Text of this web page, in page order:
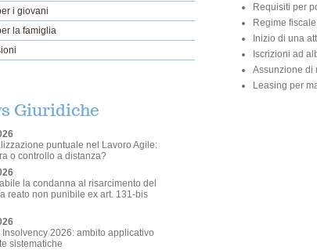
Requisiti per
Regime
Inizio di una
Iscrizioni ad
Assunzione di
Leasing per
i giovani
la famiglia
Giuridiche
puntuale nel Lavoro Agile:
o controllo a distanza?
la condanna al risarcimento del
reato non punibile ex art. 131-bis
Insolvency 2026: ambito applicativo
sistematiche